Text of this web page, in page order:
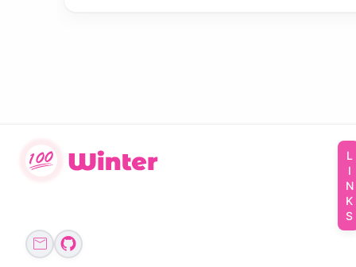
LINKS